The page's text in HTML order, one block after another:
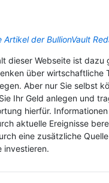
Artikel der BullionVault
dieser Webseite ist dazu
über wirtschaftliche
Aber nur Sie selbst
Ihr Geld anlegen und
hierfür.
aktuelle Ereignisse
eine zusätzliche
investieren.